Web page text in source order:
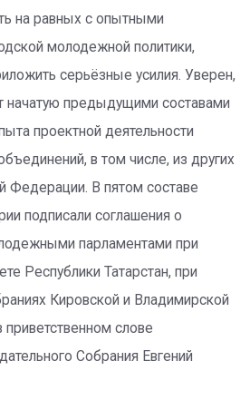
на равных с опытными
молодежной политики,
серьёзные усилия. Уверен,
начатую предыдущими составами
проектной деятельности
в том числе, из других
Федерации. В пятом составе
подписали соглашения о
парламентами при
Республики Татарстан, при
Кировской и Владимирской
приветственном слове
Собрания Евгений